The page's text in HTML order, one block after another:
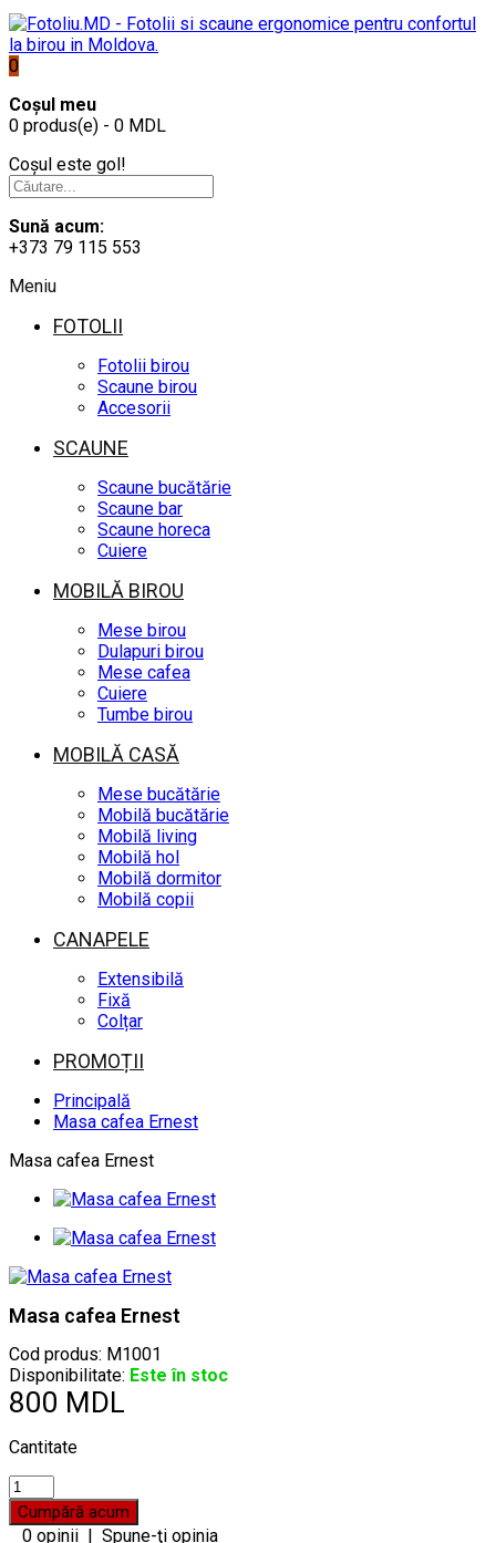
0
Coșul meu
0 produs(e) - 0 MDL
Coșul este gol!
Sună acum:
+373 79 115 553
Meniu
FOTOLII
Fotolii birou
Scaune birou
Accesorii
SCAUNE
Scaune bucătărie
Scaune bar
Scaune horeca
Cuiere
MOBILĂ BIROU
Mese birou
Dulapuri birou
Mese cafea
Cuiere
Tumbe birou
MOBILĂ CASĂ
Mese bucătărie
Mobilă bucătărie
Mobilă living
Mobilă hol
Mobilă dormitor
Mobilă copii
CANAPELE
Extensibilă
Fixă
Colțar
PROMOȚII
Principală
Masa cafea Ernest
Masa cafea Ernest
Masa cafea Ernest
Cod produs: M1001
Disponibilitate: Este în stoc
800 MDL
Cantitate
0 opinii | Spune-ţi opinia